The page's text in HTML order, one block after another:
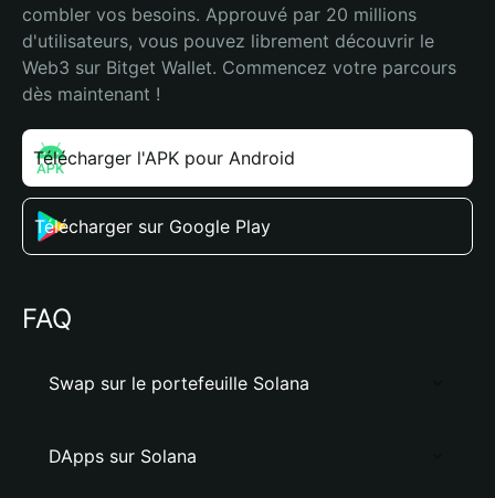
combler vos besoins. Approuvé par 20 millions
d'utilisateurs, vous pouvez librement découvrir le
Web3 sur Bitget Wallet. Commencez votre parcours
dès maintenant !
Télécharger l'APK pour Android
Télécharger sur Google Play
FAQ
Swap sur le portefeuille Solana
DApps sur Solana